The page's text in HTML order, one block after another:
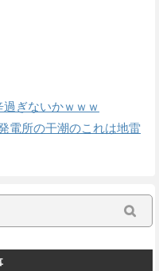
過ぎないかｗｗｗ
電所の干潮のこれは地雷